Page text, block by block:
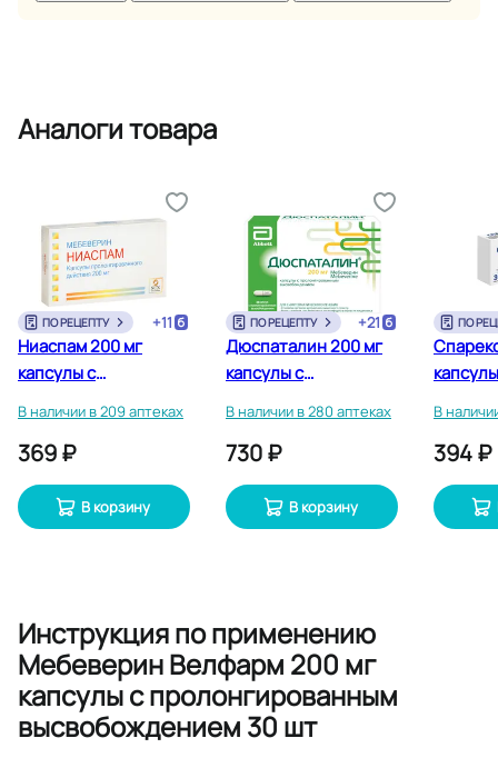
Аналоги товара
ПО РЕЦЕПТУ +11
Ниаспам 200 мг
капсулы с
высвобождением 30
шт
В наличии в 209 аптеках
369 ₽
В корзину
ПО РЕЦЕПТУ +21
Дюспаталин 200 мг
капсулы с
высвобождением 30
шт
В наличии в 280 аптеках
730 ₽
В корзину
ПО
шт
В
394 ₽
Инструкция по применению
Мебеверин Велфарм 200 мг
капсулы с пролонгированным
высвобождением 30 шт